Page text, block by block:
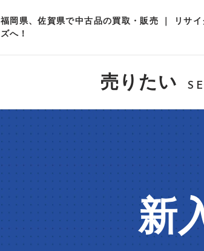
福岡県、佐賀県で中古品の買取・販売 ｜ リサ
ズへ！
売りたい
新